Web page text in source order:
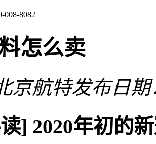
008-8082
怎么卖
京航特发布日期
] 2020年初的